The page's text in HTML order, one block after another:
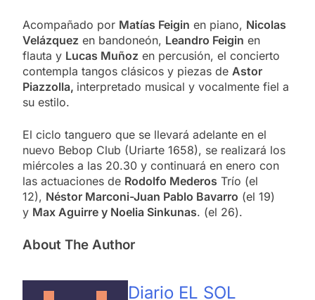
Acompañado por Matías Feigin en piano, Nicolas
Velázquez en bandoneón, Leandro Feigin en
flauta y Lucas Muñoz en percusión, el concierto
contempla tangos clásicos y piezas de Astor
Piazzolla, interpretado musical y vocalmente fiel a
su estilo.
El ciclo tanguero que se llevará adelante en el
nuevo Bebop Club (Uriarte 1658), se realizará los
miércoles a las 20.30 y continuará en enero con
las actuaciones de Rodolfo Mederos Trío (el
12), Néstor Marconi-Juan Pablo Bavarro (el 19)
y Max Aguirre y Noelia Sinkunas. (el 26).
About The Author
Diario EL SOL